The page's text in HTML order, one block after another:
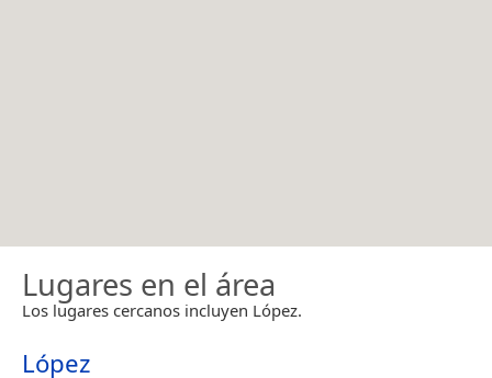
Lugares en el área
Los lugares cercanos incluyen López.
López